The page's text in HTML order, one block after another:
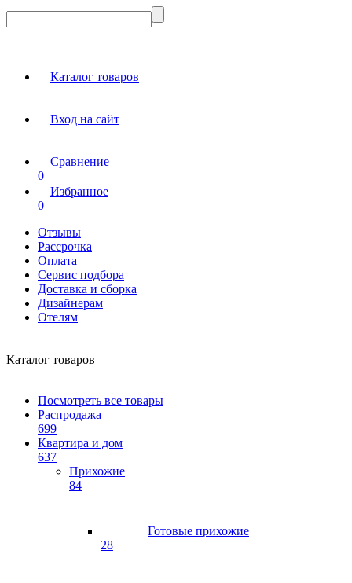
Каталог товаров
Вход на сайт
Сравнение
0
Избранное
0
Отзывы
Рассрочка
Оплата
Сервис подбора
Доставка и сборка
Дизайнерам
Отелям
Каталог товаров
Посмотреть все товары
Распродажа
699
Квартира и дом
637
Прихожие
84
Готовые прихожие
28